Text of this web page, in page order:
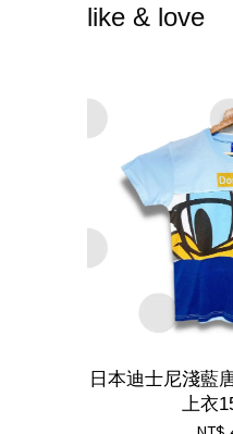
like & love
日本迪士尼淺藍
上衣